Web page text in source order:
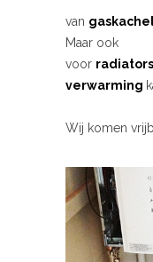
van
Maar ook
voor radiators
verwarming
Wij komen